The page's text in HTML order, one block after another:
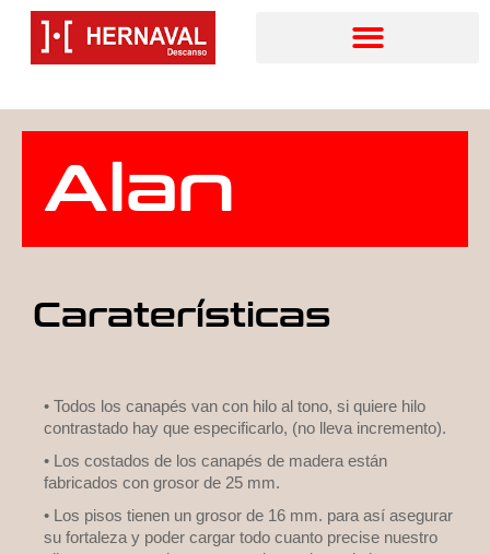
Alan
Caraterísticas
• Todos los canapés van con hilo al tono, si quiere hilo
contrastado hay que especificarlo, (no lleva incremento).
• Los costados de los canapés de madera están
fabricados con grosor de 25 mm.
• Los pisos tienen un grosor de 16 mm. para así asegurar
su fortaleza y poder cargar todo cuanto precise nuestro